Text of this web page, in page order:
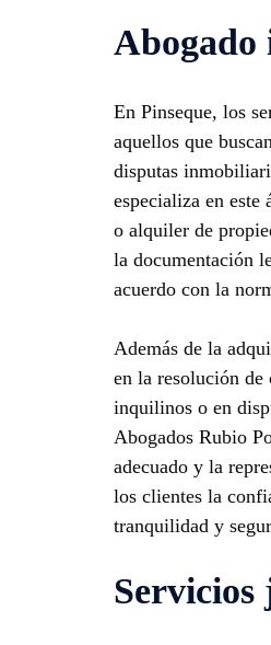
Abogado
En Pinseque, los
aquellos que
disputas
especializa en este
o alquiler de
la documentación
acuerdo con la
Además de la
en la resolución
inquilinos o en
Abogados Rubio
adecuado y la
los clientes la
tranquilidad y
Servicios